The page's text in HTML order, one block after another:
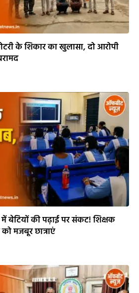
के शिकार का खुलासा, दो आरोपी
बेटियों की पढ़ाई पर संकट! शिक्षक
मजबूर छात्राएं